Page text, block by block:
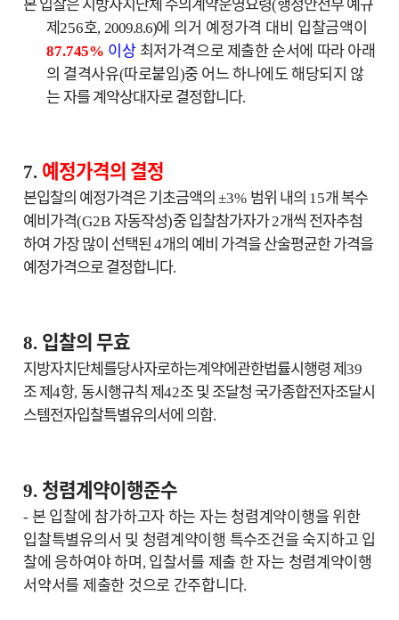
(
제256호, 2009.8.6)에 의거 예정가격 대비 입찰금액이
87.745% 이상최저가격으로제출한 순서에 따라 아래
의 결격사유(따로붙임)중 어느 하나에도 해당되지 않
는자를 계약상대자로 결정합니다.
7. 예정가격의 결정
본입찰의 예정가격은 기초금액의±3% 범위 내의 15개 복수
예비가격(G2B자동작성)중 입찰참가자가2개씩 전자추첨
하여 가장 많이 선택된4개의 예비 가격을 산술평균한 가격을
예정가격으로 결정합니다.
8. 입찰의 무효
지방자치단체를당사자로하는계약에관한법률시행령 제39
조 제4항, 동시행규칙 제42조 및 조달청 국가종합전자조달시
스템전자입찰특별유의서에 의함.
9. 청렴계약이행준수
- 본 입찰에 참가하고자 하는 자는 청렴계약이행을 위한
입찰특별유의서 및 청렴계약이행 특수조건을 숙지하고 입
찰에 응하여야 하며, 입찰서를 제출 한 자는 청렴계약이행
서약서를 제출한 것으로 간주합니다.